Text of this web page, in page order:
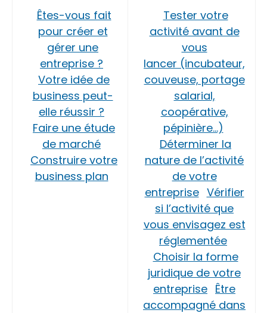
Êtes-vous fait
pour créer et
gérer une
entreprise ?
Votre idée de
business peut-
elle réussir ?
Faire une étude
de marché
Construire votre
business plan
Tester votre
activité avant de
vous
lancer (incubateur,
couveuse, portage
salarial,
coopérative,
pépinière…)
Déterminer la
nature de l’activité
de votre
entreprise Vérifier
si l’activité que
vous envisagez est
réglementée
Choisir la forme
juridique de votre
entreprise Être
accompagné dans